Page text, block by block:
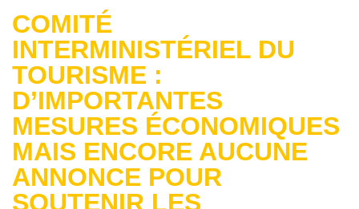
COMITÉ
INTERMINISTÉRIEL DU
TOURISME :
D’IMPORTANTES
MESURES ÉCONOMIQUES
MAIS ENCORE AUCUNE
ANNONCE POUR
SOUTENIR LES